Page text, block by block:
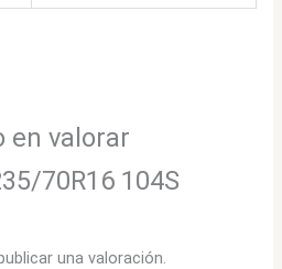
en valorar
70R16 104S
una valoración.